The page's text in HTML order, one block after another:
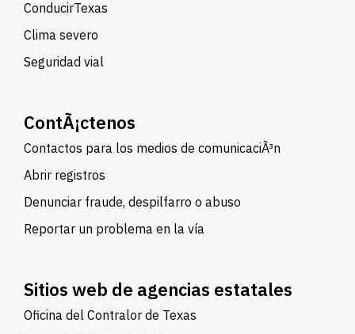
ConducirTexas
Clima severo
Seguridad vial
ContÃ¡ctenos
Contactos para los medios de comunicaciÃ³n
Abrir registros
Denunciar fraude, despilfarro o abuso
Reportar un problema en la vía
Sitios web de agencias estatales
Oficina del Contralor de Texas